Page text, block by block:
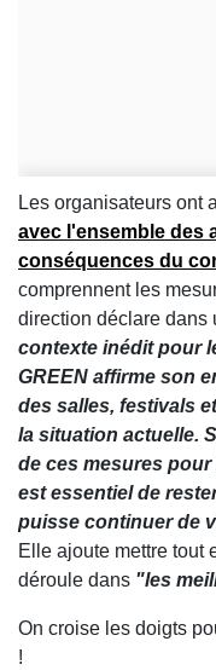
Les organisateurs ont
avec l'ensemble des
conséquences du
comprennent les
direction déclare dans
contexte inédit pour
GREEN affirme son
des salles, festivals
la situation actuelle.
de ces mesures
est essentiel de
puisse continuer de
Elle ajoute mettre tout
déroule dans "les
On croise les doigts
!